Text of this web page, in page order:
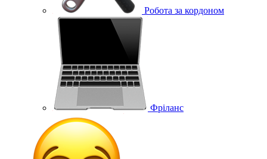
Робота за кордоном
Фріланс